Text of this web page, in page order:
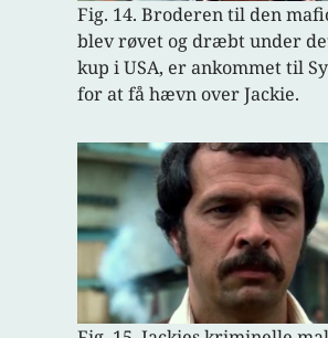
Fig. 14. Broderen til den
blev røvet og dræbt under
kup i USA, er ankommet til
for at få hævn over Jackie.